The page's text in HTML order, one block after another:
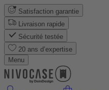
Satisfaction garantie
Livraison rapide
Sécurité testée
20 ans d’expertise
Menu